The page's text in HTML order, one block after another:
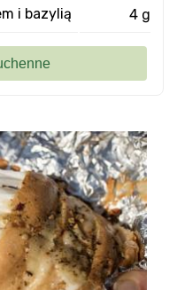
i bazylią 4 g